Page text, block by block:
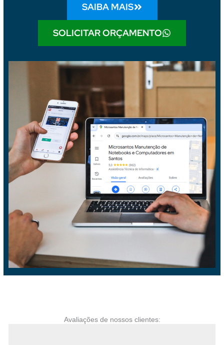
SAIBA MAIS
SOLICITAR ORÇAMENTO
Avaliações de nossos clientes: